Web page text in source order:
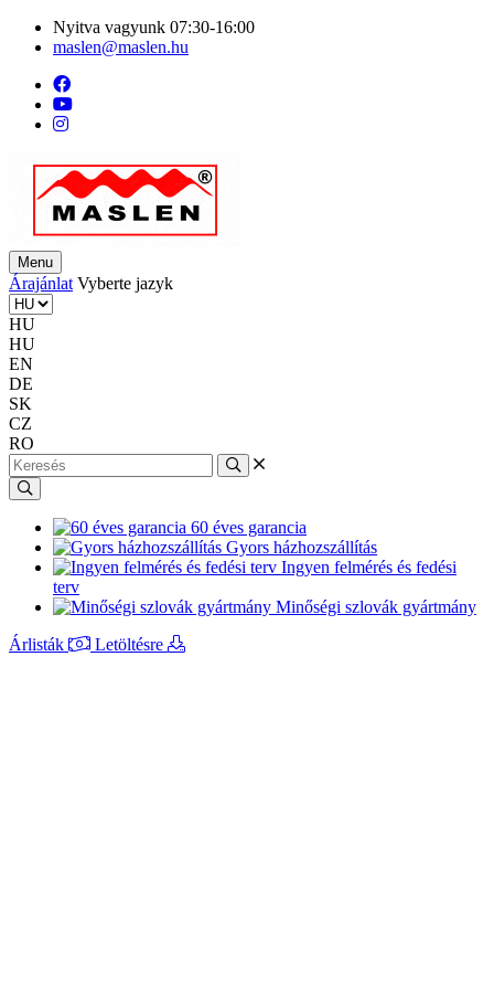
Nyitva vagyunk 07:30-16:00
maslen@maslen.hu
Menu
Árajánlat Vyberte jazyk
HU
HU
EN
DE
SK
CZ
RO
60 éves garancia
Gyors házhozszállítás
Ingyen felmérés és fedési
terv
Minőségi szlovák gyártmány
Árlisták
Letöltésre